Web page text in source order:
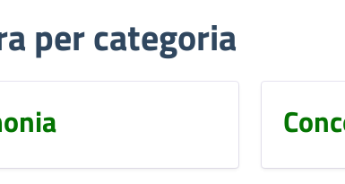
per categoria